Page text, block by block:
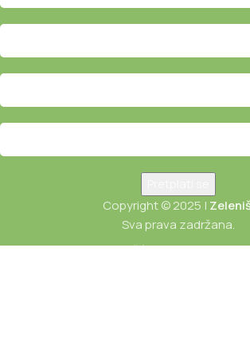
Copyright © 2025 |
Sva prava zadržana.